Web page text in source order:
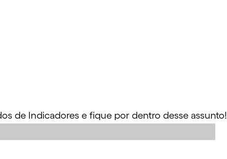
de Indicadores e fique por dentro desse assunto!